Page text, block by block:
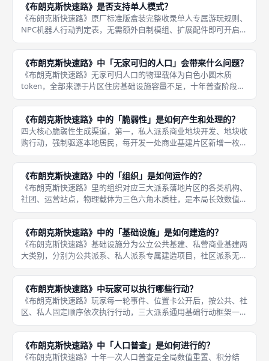
《布朗克斯快速路》是否支持单人模式？
《布朗克斯快速路》原厂标准版盒装完整收录单人专属游玩规则、
NPC机器人行动判定表，无需额外自制模组、扩展配件即可开启单
人推演模式，官方设计完备无规则残缺，是GMT不规则冲突系列
少数完善单人AI系统的作品，适合成都桌游单人重度策略爱好者独
自推
《布朗克斯快速路》中「无家可归的人口」会带来什么问题？
《布朗克斯快速路》无家可归人口的物理载体为白色小圆木质
token，全部来源于片区住房基础设施容量不足，十年普查阶段棕
色人口方块总量超出片区容纳上限时，溢出人口转化为无家可归群
体，统一放置版图矫正系统存放区，该类人口会触发连锁负面数值
反应，同
《布朗克斯快速路》中的「脆弱性」是如何产生和处理的？
四大核心脆弱性生成渠道，第一，私人派系商业地块开发、地块收
购行动，强制驱逐本地居民，每开发一处商业基建片区新增一枚红
方块；第二，拆迁类事件卡（核心为布朗克斯快速路修建）批量流
离人口，对应片区一次性新增多枚脆弱方块；第三，片区住房基础
设施总量
《布朗克斯快速路》中的「组织」是如何运作的？
《布朗克斯快速路》里的组织对应三大派系落地片区的各类机构、
社团、运营站点，物理载体为三色六角木质柱，是本局长效数值修
正核心道具，放置片区后全程生效，不会随单轮事件、十年周期消
失，仅拆迁、旧城改造事件卡可批量移除片区组织柱，不同色彩组
织运作逻
《布朗克斯快速路》中的「基础设施」是如何建造的？
《布朗克斯快速路》基础设施分为公立公共基建、私营商业基建两
大类别，分别为公共派系、私人派系专属建造项目，社区派系无独
立基建建造权限，仅能搭建基层社会组织六角柱，两类基建建造流
程统一标准化，严格受每轮抽取的位置卡片区范围约束，只能在卡
牌标注片
《布朗克斯快速路》中玩家可以执行哪些行动？
《布朗克斯快速路》玩家每一轮事件、位置卡公开后，按公共、社
区、私人固定顺序依次执行行动，三大派系通用基础行动框架一
致，但行动解锁条件、资源消耗、收益负面代价完全不对称，同时
各派系拥有一至两项独有专属行动，无法被其他阵营复用，线下成
都桌游对局
《布朗克斯快速路》中「人口普查」是如何进行的？
《布朗克斯快速路》十年一次人口普查是全局数值重置、积分结